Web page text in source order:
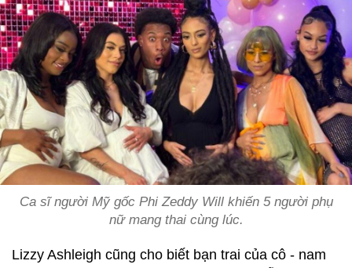
Ca sĩ người Mỹ gốc Phi Zeddy Will khiến 5 người phụ
nữ mang thai cùng lúc.
Lizzy Ashleigh cũng cho biết bạn trai của cô - nam